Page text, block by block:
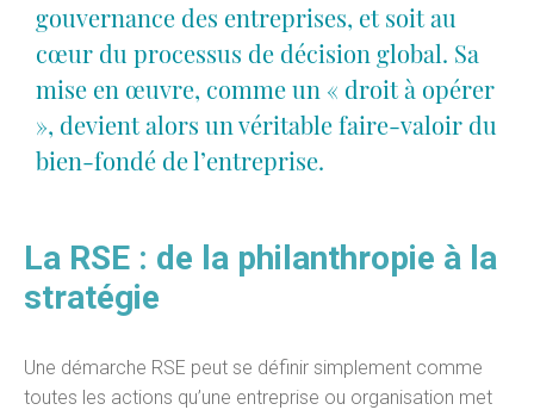
gouvernance des entreprises, et soit au
cœur du processus de décision global. Sa
mise en œuvre, comme un « droit à opérer
», devient alors un véritable faire-valoir du
bien-fondé de l’entreprise.
La RSE : de la philanthropie à la
stratégie
Une démarche RSE peut se définir simplement comme
toutes les actions qu’une entreprise ou organisation met